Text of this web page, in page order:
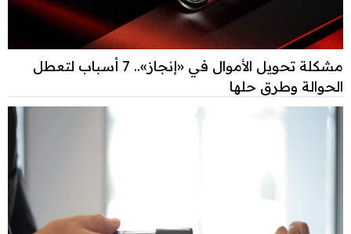
مشكلة تحويل الأموال في «إنجاز».. 7 أسباب لتعطل
الحوالة وطرق حلها